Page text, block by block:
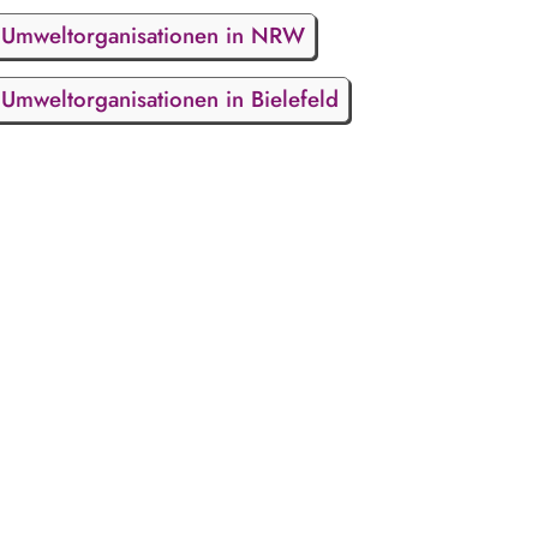
Umweltorganisationen in NRW
Umweltorganisationen in Bielefeld